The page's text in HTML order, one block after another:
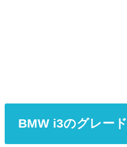
BMW i3のグレー